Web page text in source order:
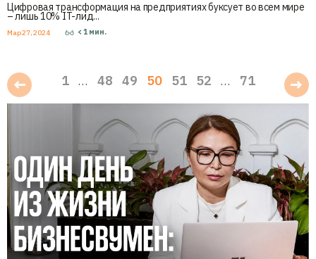
Цифровая трансформация на предприятиях буксует во всем мире
– лишь 10% IT-лид...
Мар 27, 2024 < 1 мин.
1 … 48 49 50 51 52 … 71